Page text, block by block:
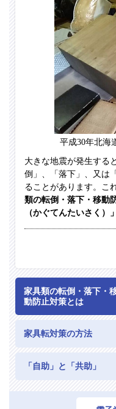
平成30年北海
大きな地震が発生する
倒」、「落下」、又は
ることがあります。こ
類の転倒・落下・移動
（かぐてんたいさく）」
家具類の転倒・落下・
動防止対策とは
家具転対策の方法
「自助」と「共助」